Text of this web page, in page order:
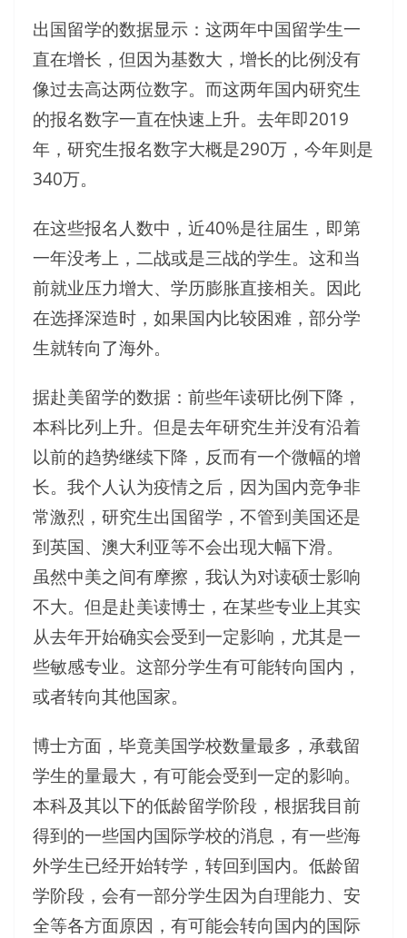
出国留学的数据显示：这两年中国留学生一
直在增长，但因为基数大，增长的比例没有
像过去高达两位数字。而这两年国内研究生
的报名数字一直在快速上升。去年即2019
年，研究生报名数字大概是290万，今年则是
340万。
在这些报名人数中，近40%是往届生，即第
一年没考上，二战或是三战的学生。这和当
前就业压力增大、学历膨胀直接相关。因此
在选择深造时，如果国内比较困难，部分学
生就转向了海外。
据赴美留学的数据：前些年读研比例下降，
本科比列上升。但是去年研究生并没有沿着
以前的趋势继续下降，反而有一个微幅的增
长。我个人认为疫情之后，因为国内竞争非
常激烈，研究生出国留学，不管到美国还是
到英国、澳大利亚等不会出现大幅下滑。
虽然中美之间有摩擦，我认为对读硕士影响
不大。但是赴美读博士，在某些专业上其实
从去年开始确实会受到一定影响，尤其是一
些敏感专业。这部分学生有可能转向国内，
或者转向其他国家。
博士方面，毕竟美国学校数量最多，承载留
学生的量最大，有可能会受到一定的影响。
本科及其以下的低龄留学阶段，根据我目前
得到的一些国内国际学校的消息，有一些海
外学生已经开始转学，转回到国内。低龄留
学阶段，会有一部分学生因为自理能力、安
全等各方面原因，有可能会转向国内的国际